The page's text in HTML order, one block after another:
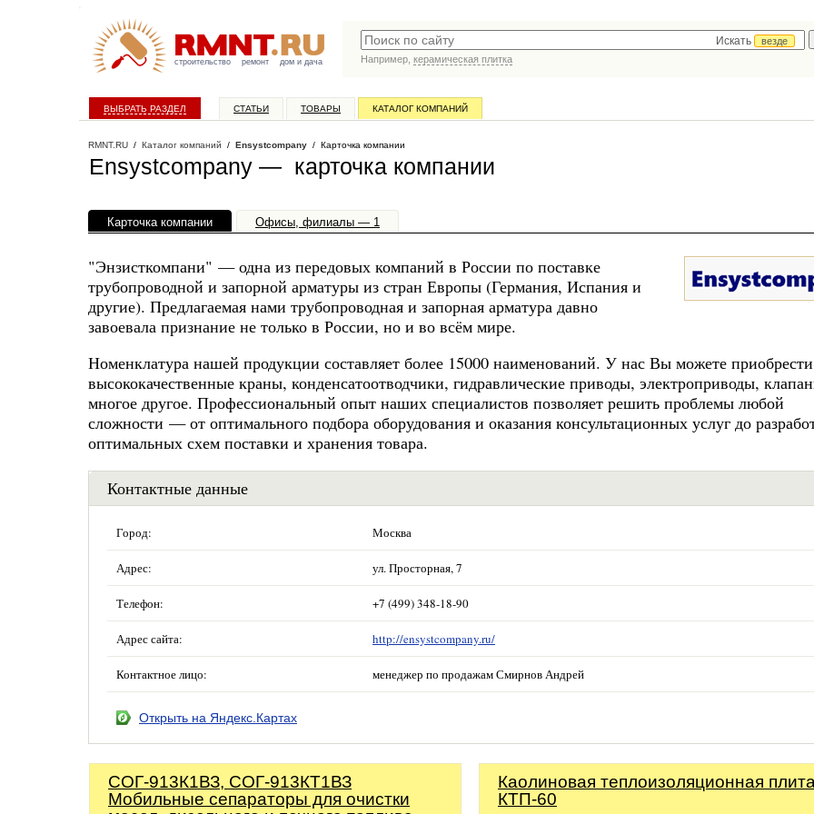
строительство ремонт дом и дача
Искать
везде
Например, керамическая плитка
ВЫБРАТЬ РАЗДЕЛ СТАТЬИ ТОВАРЫ КАТАЛОГ КОМПАНИЙ
RMNT.RU / Каталог компаний / Ensystcompany / Карточка компании
Ensystcompany — карточка компании
Карточка компании Офисы, филиалы — 1
"Энзисткомпани" — одна из передовых компаний в России по поставке
трубопроводной и запорной арматуры из стран Европы (Германия, Испания и
другие). Предлагаемая нами трубопроводная и запорная арматура давно
завоевала признание не только в России, но и во всём мире.
Номенклатура нашей продукции составляет более 15000 наименований. У нас Вы можете приобрести
высококачественные краны, конденсатоотводчики, гидравлические приводы, электроприводы,
многое другое. Профессиональный опыт наших специалистов позволяет решить проблемы любой
сложности — от оптимального подбора оборудования и оказания консультационных услуг до
оптимальных схем поставки и хранения товара.
Контактные данные
Город: Москва
Адрес: ул. Просторная, 7
Телефон: +7 (499) 348-18-90
Адрес сайта: http://ensystcompany.ru/
Контактное лицо: менеджер по продажам Смирнов Андрей
Открыть на Яндекс.Картах
СОГ-913К1ВЗ, СОГ-913КТ1ВЗ
Мобильные сепараторы для очистки
Каолиновая теплоизоляционная
КТП-60